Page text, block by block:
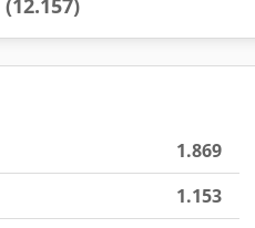
(12.157)
1.869
1.153